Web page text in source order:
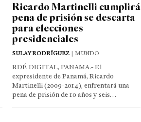
Ricardo Martinelli cumplirá
pena de prisión se descarta
para elecciones
presidenciales
SULAY RODRÍGUEZ| MUNDO
RDÉ DIGITAL, PANAMA.- El
expresidente de Panamá, Ricardo
Martinelli (2009-2014), enfrentará una
pena de prisión de 10 años y seis…